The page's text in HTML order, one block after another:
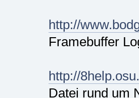
http://
Framebuffer
http://
Datei rund um